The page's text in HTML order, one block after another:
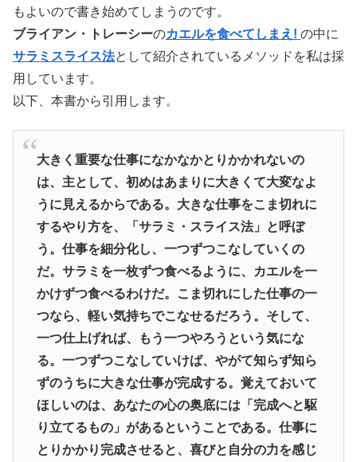
もよいので書き始めてしまうのです。
ブライアン・トレーシーのカエルを食べてしまえ! の中に
サラミスライス法として紹介されているメソッドを私は採
用しています。
以下、本書から引用します。
大きく重要な仕事になかなかとりかかれないの
は、主として、初めはあまりに大きくて大変なよ
うに見えるからである。大きな仕事をこま切れに
するやり方を、「サラミ・スライス法」と呼ぼ
う。仕事を細分化し、一つずつこなしていくの
だ。サラミを一枚ずつ食べるように、カエルを一
かけずつ食べるわけだ。こま切れにした仕事の一
つなら、軽い気持ちでこなせるだろう。そして、
一つ仕上げれば、もう一つやろうという気にな
る。一つずつこなしていけば、やがて知らず知ら
ずのうちに大きな仕事が完成する。覚えておいて
ほしいのは、あなたの心の奥底には「完成へと駆
り立てるもの」があるということである。仕事に
とりかかり完成させると、喜びと自分の力を感じ